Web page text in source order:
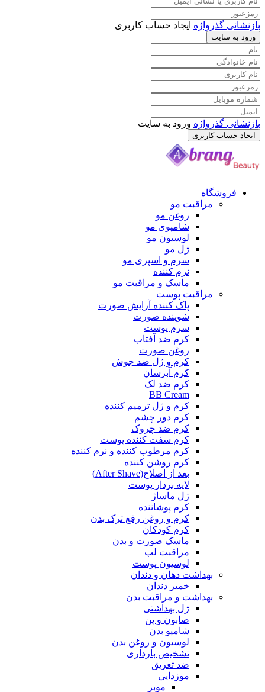
گذرواژه ایجاد حساب کاربری
سایت
گذرواژه ورود به سایت
کاربری
مراقبت مو
روغن مو
شامپوی مو
لوسیون مو
سرم و اسپری مو
نرم کننده
ماسک و مراقبت مو
مراقبت پوست
پاک کننده آرایش صورت
شوینده صورت
سرم پوست
کرم ضد آفتاب
روغن صورت
کرم و ژل ضد جوش
کرم آبرسان
کرم ضد لک
BB Cream
کرم و ژل ترمیم کننده
کرم دور چشم
کرم ضد چروک
کرم سفت کننده پوست
کرم مرطوب کننده و نرم کننده
کرم روشن کننده
بعد از اصلاح(After Shave)
لایه بردار پوست
ژل ماساژ
کرم پوشاننده
کرم و روغن رفع ترک بدن
کرم کودکان
ماسک صورت و بدن
مراقبت لب
لوسیون پوست
بهداشت دهان و دندان
خمیر دندان
بهداشت و مراقبت بدن
ژل بهداشتی
صابون و پن
شامپو بدن
لوسیون و روغن بدن
تشخیص بارداری
ضد تعریق
موزدایی